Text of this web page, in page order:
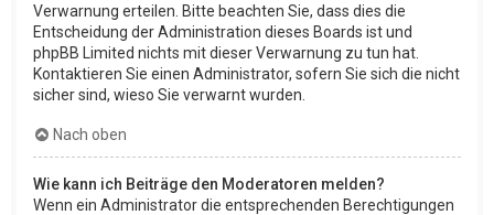
Verwarnung erteilen. Bitte beachten Sie, dass dies die
Entscheidung der Administration dieses Boards ist und
phpBB Limited nichts mit dieser Verwarnung zu tun hat.
Kontaktieren Sie einen Administrator, sofern Sie sich die nicht
sicher sind, wieso Sie verwarnt wurden.
Nach oben
Wie kann ich Beiträge den Moderatoren melden?
Wenn ein Administrator die entsprechenden Berechtigungen